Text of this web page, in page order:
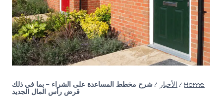
Home
/ الأخبار / شرح مخطط المساعدة على الشراء – بما في ذلك
قرض رأس المال الجديد